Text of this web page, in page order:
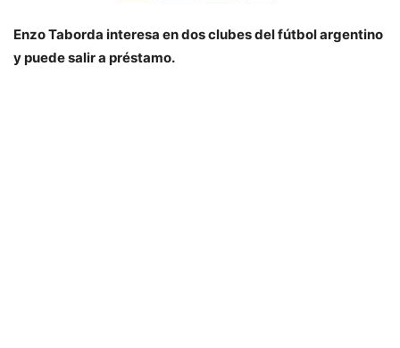
Enzo Taborda interesa en dos clubes del fútbol argentino
y puede salir a préstamo.